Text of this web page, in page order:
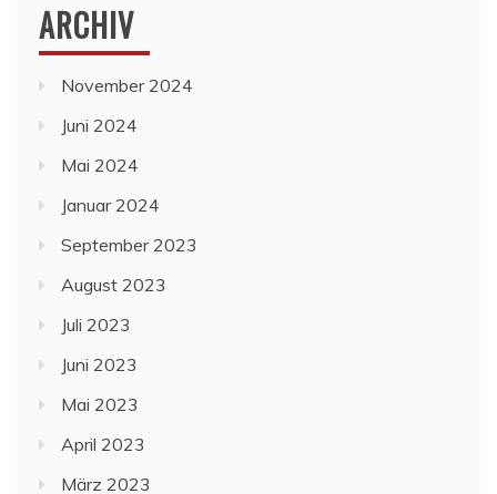
ARCHIV
November 2024
Juni 2024
Mai 2024
Januar 2024
September 2023
August 2023
Juli 2023
Juni 2023
Mai 2023
April 2023
März 2023